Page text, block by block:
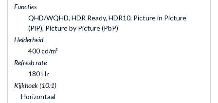
Functies
QHD/WQHD, HDR Ready, HDR10, Picture in Picture
(PiP), Picture by Picture (PbP)
Helderheid
400 cd/m²
Refresh rate
180 Hz
Kijkhoek (10:1)
Horizontaal